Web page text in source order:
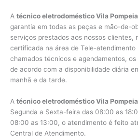
Atécnico eletrodoméstico Vila Pompeia
garantia em todas as peças e mão-de-
serviços prestados aos nossos clientes,
certificada na área de Tele-atendimento
chamados técnicos e agendamentos,
de acordo com a disponibilidade diária
manhã e da tarde.
Atécnico eletrodoméstico Vila Pompeia
Segunda a Sexta-feira das 08:00 as
08:00 as 13:00, o atendimento é feito
Central de Atendimento.